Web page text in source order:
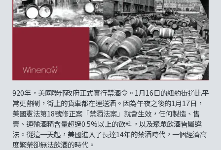
920年，美國聯邦政府正式實行禁酒令。1月16日的紐約街道比平
常更熱鬧，街上的貨車都在運送酒。因為午夜之後的1月17日，
美國憲法第18號修正案「禁酒法案」就會生效，任何製造、售
賣、運輸酒精含量超過0.5%以上的飲料，以及聚眾飲酒皆屬違
法。從這一天起，美國進入了長達14年的禁酒時代，一個經濟高
度繁榮卻無法飲酒的時代。